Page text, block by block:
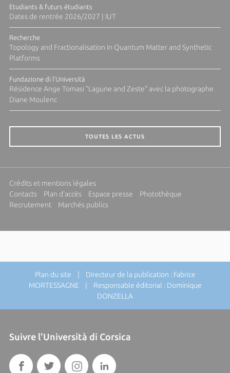
Etudiants & futurs étudiants
Dates de rentrée 2026/2027 | IUT
Recherche
Topology and Fractionalisation in Quantum Matter and Synthetic
Platforms
Fundazione di l'Università
Résidence Ange Tomasi "Lagune and Zeste" avec la photographe
Diane Moulenc
TOUTES LES ACTUS
Crédits et mentions légales
Contacts
Plan d'accès Espace presse
Photothèque
Recrutement
Marchés publics
Plan du site | Directeur de la publication : Fabrice
MORTESSAGNE | Responsable éditorial : Dominique
DONZELLA
Suivre l'Università di Corsica